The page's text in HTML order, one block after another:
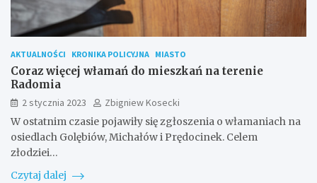
AKTUALNOŚCI KRONIKA POLICYJNA MIASTO
Coraz więcej włamań do mieszkań na terenie
Radomia
2 stycznia 2023
Zbigniew Kosecki
W ostatnim czasie pojawiły się zgłoszenia o włamaniach na
osiedlach Golębiów, Michałów i Prędocinek. Celem
złodziei…
Czytaj dalej